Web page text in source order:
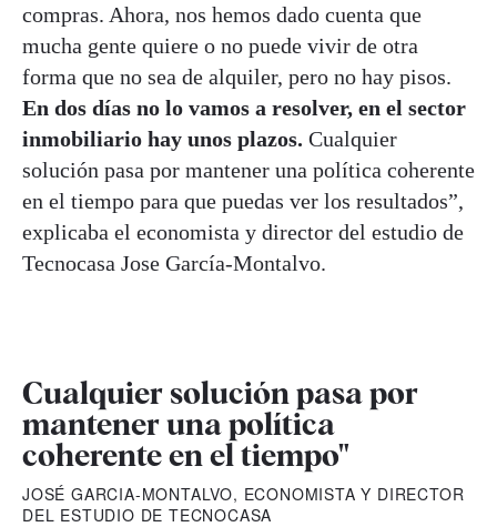
compras. Ahora, nos hemos dado cuenta que
mucha gente quiere o no puede vivir de otra
forma que no sea de alquiler, pero no hay pisos.
En dos días no lo vamos a resolver, en el sector
inmobiliario hay unos plazos. Cualquier
solución pasa por mantener una política coherente
en el tiempo para que puedas ver los resultados”,
explicaba el economista y director del estudio de
Tecnocasa Jose García-Montalvo.
Cualquier solución pasa por
mantener una política
coherente en el tiempo"
JOSÉ GARCIA-MONTALVO, ECONOMISTA Y DIRECTOR
DEL ESTUDIO DE TECNOCASA